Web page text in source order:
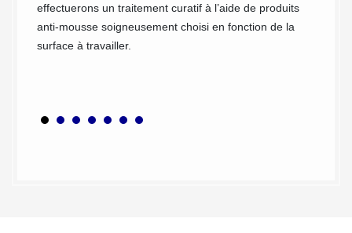
effectuerons un traitement curatif à l’aide de produits
anti-mousse soigneusement choisi en fonction de la
surface à travailler.